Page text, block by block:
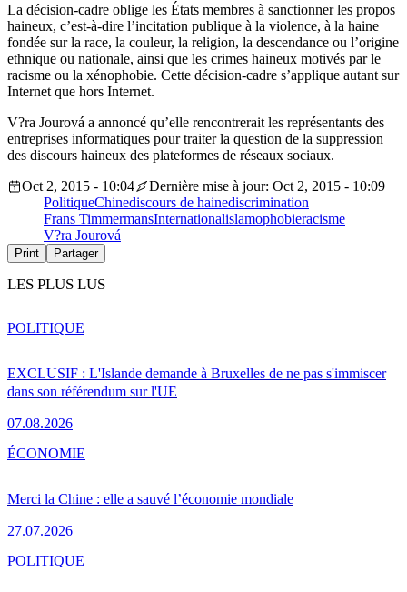
La décision-cadre oblige les États membres à sanctionner les propos
haineux, c’est-à-dire l’incitation publique à la violence, à la haine
fondée sur la race, la couleur, la religion, la descendance ou l’origine
ethnique ou nationale, ainsi que les crimes haineux motivés par le
racisme ou la xénophobie. Cette décision-cadre s’applique autant sur
Internet que hors Internet.
V?ra Jourová a annoncé qu’elle rencontrerait les représentants des
entreprises informatiques pour traiter la question de la suppression
des discours haineux des plateformes de réseaux sociaux.
Oct 2, 2015 - 10:04
Dernière mise à jour: Oct 2, 2015 - 10:09
PolitiqueChinediscours de hainediscrimination
Frans TimmermansInternationalislamophobieracisme
V?ra Jourová
Print Partager
LES PLUS LUS
EXCLUSIF : L'Islande demande à Bruxelles de ne pas s'immiscer
dans son référendum sur l'UE
07.08.2026
POLITIQUE
Merci la Chine : elle a sauvé l’économie mondiale
27.07.2026
ÉCONOMIE
POLITIQUE